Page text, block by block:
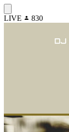
LIVE 830